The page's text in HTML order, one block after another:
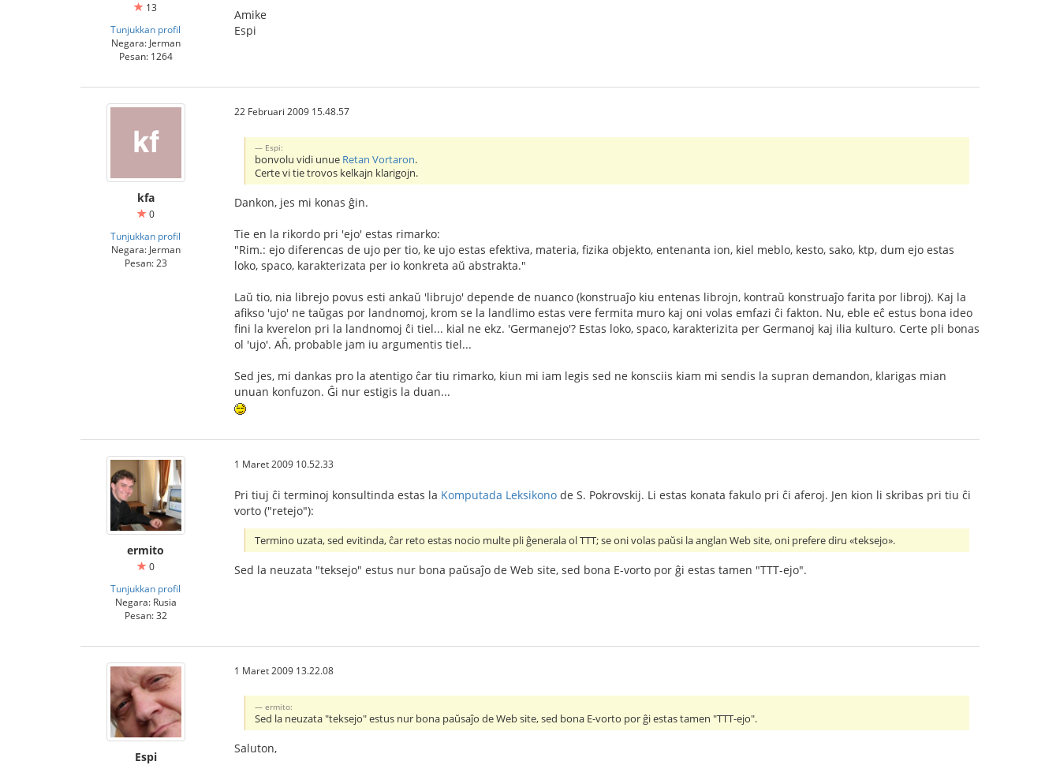
13
Tunjukkan profil
Negara: Jerman
Pesan: 1264
Amike
Espi
kfa
0
Tunjukkan profil
Negara: Jerman
Pesan: 23
22 Februari 2009 15.48.57
Espi:
bonvolu vidi unue Retan Vortaron.
Certe vi tie trovos kelkajn klarigojn.
Dankon, jes mi konas ĝin.
Tie en la rikordo pri 'ejo' estas rimarko:
"Rim.: ejo diferencas de ujo per tio, ke ujo estas efektiva, materia, fizika objekto, entenanta ion, kiel meblo, kesto, sako, ktp, dum ejo estas
loko, spaco, karakterizata per io konkreta aŭ abstrakta."
Laŭ tio, nia librejo povus esti ankaŭ 'librujo' depende de nuanco (konstruaĵo kiu entenas librojn, kontraŭ konstruaĵo farita por libroj). Kaj la
afikso 'ujo' ne taŭgas por landnomoj, krom se la landlimo estas vere fermita muro kaj oni volas emfazi ĉi fakton. Nu, eble eĉ estus bona ideo
fini la kverelon pri la landnomoj ĉi tiel... kial ne ekz. 'Germanejo'? Estas loko, spaco, karakterizita per Germanoj kaj ilia kulturo. Certe pli bonas
ol 'ujo'. Aĥ, probable jam iu argumentis tiel...
Sed jes, mi dankas pro la atentigo ĉar tiu rimarko, kiun mi iam legis sed ne konsciis kiam mi sendis la supran demandon, klarigas mian
unuan konfuzon. Ĝi nur estigis la duan...
ermito
0
Tunjukkan profil
Negara: Rusia
Pesan: 32
1 Maret 2009 10.52.33
Pri tiuj ĉi terminoj konsultinda estas la Komputada Leksikono de S. Pokrovskij. Li estas konata fakulo pri ĉi aferoj. Jen kion li skribas pri tiu ĉi
vorto ("retejo"):
Termino uzata, sed evitinda, ĉar reto estas nocio multe pli ĝenerala ol TTT; se oni volas paŭsi la anglan Web site, oni prefere diru «teksejo».
Sed la neuzata "teksejo" estus nur bona paŭsaĵo de Web site, sed bona E-vorto por ĝi estas tamen "TTT-ejo".
Espi
1 Maret 2009 13.22.08
ermito:
Sed la neuzata "teksejo" estus nur bona paŭsaĵo de Web site, sed bona E-vorto por ĝi estas tamen "TTT-ejo".
Saluton,